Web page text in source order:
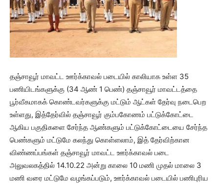
தஞ்சாவூர் மாவட்ட ஊர்க்காவல் படையில் காலியாக உள்ள 35
பணியிடங்களுக்கு (34 ஆண் 1 பெண்) தஞ்சாவூர் மாவட்டத்தை
பூர்வீகமாகக் கொண்டவர்களுக்கு மட்டும் ஆட்கள் தேர்வு நடைபெற
உள்ளது, இத்தேர்வில் தஞ்சாவூர் கும்பகோணம் பட்டுக்கோட்டை
ஆகிய பகுதிகளை சேர்ந்த ஆண்களும் பட்டுக்கோட்டையை சேர்ந்த
பெண்களும் மட்டுமே கலந்து கொள்ளலாம், இத் தேர்விற்கான
விண்ணப்பங்கள் தஞ்சாவூர் மாவட்ட ஊர்க்காவல் படை
அலுவலகத்தில் 14.10.22 அன்று காலை 10 மணி முதல் மாலை 3
மணி வரை மட்டுமே வழங்கப்படும், ஊர்க்காவல் படையில் பணிபுரிய